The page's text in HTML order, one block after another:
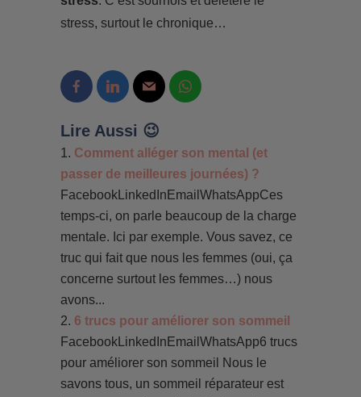
stress, surtout le chronique…
Lire Aussi 😉
Comment alléger son mental (et
passer de meilleures journées) ?
FacebookLinkedInEmailWhatsAppCes
temps-ci, on parle beaucoup de la charge
mentale. Ici par exemple. Vous savez, ce
truc qui fait que nous les femmes (oui, ça
concerne surtout les femmes…) nous
avons...
6 trucs pour améliorer son sommeil
FacebookLinkedInEmailWhatsApp6 trucs
pour améliorer son sommeil Nous le
savons tous, un sommeil réparateur est